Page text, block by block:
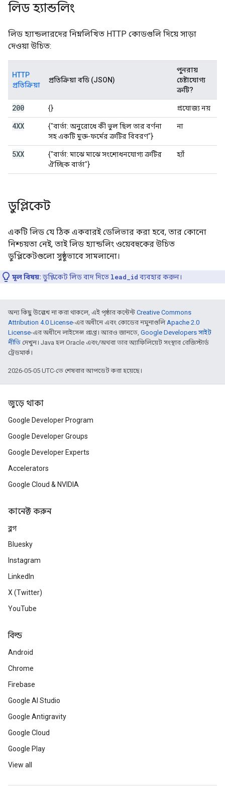
লিড হ্যান্ডলিং
লিড হ্যান্ডলারদের নিম্নলিখিত HTTP কোডগুলি দিয়ে সাড়া
দেওয়া উচিত:
HTTP
প্রতিক্রিয়া
প্রতিক্রিয়া বডি (JSON)
পুনরায়
চেষ্টাযোগ্য
ত্রুটি?
200 {} প্রযোজ্য নয়
4XX
{"বার্তা: অনুরোধে কী ভুল ছিল তার বর্ণনা
সহ একটি মুক্ত-ফর্মের ত্রুটির বিবরণ"}
না
5XX
{"বার্তা: মাঝে মাঝে সংশোধনযোগ্য ত্রুটির
ঐচ্ছিক বার্তা"}
হ্যাঁ
ডুপ্লিকেট
একটি লিড যে ঠিক একবারই ডেলিভার করা হবে, তার কোনো
নিশ্চয়তা নেই, তাই লিড হ্যান্ডলিং ওয়েবহুকের উচিত
ডুপ্লিকেটগুলো সুষ্ঠুভাবে সামলানো।
মূল বিষয়: ডুপ্লিকেট লিড বাদ দিতে lead_id ব্যবহার করুন।
অন্য কিছু উল্লেখ না করা থাকলে, এই পৃষ্ঠার কন্টেন্ট Creative Commons
Attribution 4.0 License-এর অধীনে এবং কোডের নমুনাগুলিApache 2.0
License-এর অধীনে লাইসেন্স প্রাপ্ত। আরও জানতে, Google Developers সাইট
নীতি দেখুন। Java হল Oracle এবং/অথবা তার অ্যাফিলিয়েট সংস্থার রেজিস্টার্ড
ট্রেডমার্ক।
2026-05-05 UTC-তে শেষবার আপডেট করা হয়েছে।
জুড়ে থাকা
Google Developer Program
Google Developer Groups
Google Developer Experts
Accelerators
Google Cloud & NVIDIA
কানেক্ট করুন
ব্লগ
Bluesky
Instagram
LinkedIn
X (Twitter)
YouTube
বিল্ড
Android
Chrome
Firebase
Google AI Studio
Google Antigravity
Google Cloud
Google Play
View all